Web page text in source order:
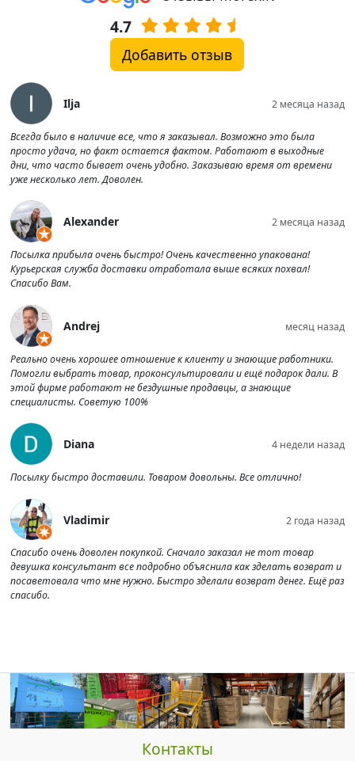
4.7
Добавить отзыв
Ilja 2 месяца назад
Всегда было в наличие все, что я заказывал. Возможно это была
просто удача, но факт остается фактом. Работают в выходные
дни, что часто бывает очень удобно. Заказываю время от времени
уже несколько лет. Доволен.
Alexander 2 месяца назад
Посылка прибыла очень быстро! Очень качественно упакована!
Курьерская служба доставки отработала выше всяких похвал!
Спасибо Вам.
Andrej месяц назад
Реально очень хорошее отношение к клиенту и знающие работники.
Помогли выбрать товар, проконсультировали и ещё подарок дали. В
этой фирме работают не бездушные продавцы, а знающие
специалисты. Советую 100%
Diana 4 недели назад
Посылку быстро доставили. Товаром довольны. Все отлично!
Vladimir 2 года назад
Спасибо очень доволен покупкой. Сначало заказал не тот товар
девушка консультант все подробно объяснила как зделать возврат и
посаветовала что мне нужно. Быстро зделали возврат денег. Ещё раз
спасибо.
Контакты